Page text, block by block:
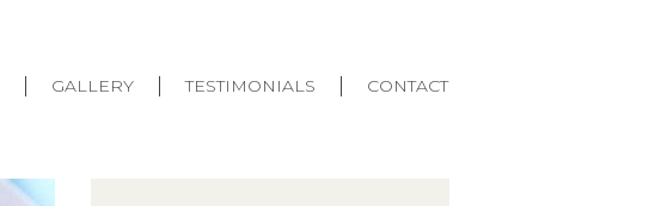
GALLERY TESTIMONIALS CONTACT